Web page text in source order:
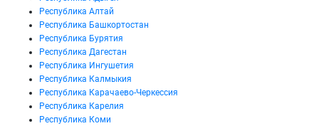
Республика Алтай
Республика Башкортостан
Республика Бурятия
Республика Дагестан
Республика Ингушетия
Республика Калмыкия
Республика Карачаево-Черкессия
Республика Карелия
Республика Коми